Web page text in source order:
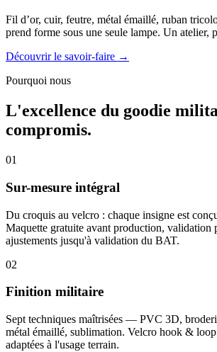
Fil d’or, cuir, feutre, métal émaillé, ruban
prend forme sous une seule lampe. Un atelier,
Découvrir le savoir-faire →
Pourquoi nous
L'excellence du goodie
compromis.
01
Sur-mesure intégral
Du croquis au velcro : chaque insigne est
Maquette gratuite avant production, validation
ajustements jusqu'à validation du BAT.
02
Finition militaire
Sept techniques maîtrisées — PVC 3D,
métal émaillé, sublimation. Velcro hook &
adaptées à l'usage terrain.